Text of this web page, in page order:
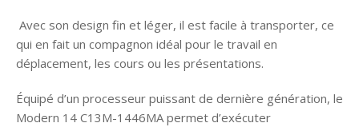
Avec son design fin et léger, il est facile à transporter, ce
qui en fait un compagnon idéal pour le travail en
déplacement, les cours ou les présentations.
Équipé d’un processeur puissant de dernière génération, le
Modern 14 C13M-1446MA permet d’exécuter